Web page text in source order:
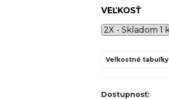
VEĽKOSŤ
Veľkostné tabuľky
TREK MARLIN 6 GEN 3 LAVA